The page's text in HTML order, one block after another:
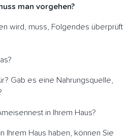
man vorgehen?
wird, muss, Folgendes überprüft
Gab es eine Nahrungsquelle,
in Ihrem Haus?
Ihrem Haus haben, können Sie